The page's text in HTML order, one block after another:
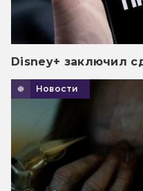
Disney+ заключил
Новости